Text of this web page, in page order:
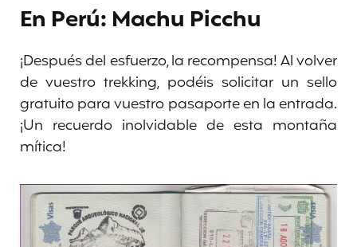
En Perú: Machu Picchu
¡Después del esfuerzo, la recompensa! Al volver
de vuestro trekking, podéis solicitar un sello
gratuito para vuestro pasaporte en la entrada.
¡Un recuerdo inolvidable de esta montaña
mítica!